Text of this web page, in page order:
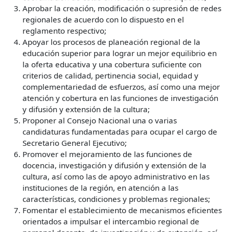
Aprobar la creación, modificación o supresión de redes
regionales de acuerdo con lo dispuesto en el
reglamento respectivo;
Apoyar los procesos de planeación regional de la
educación superior para lograr un mejor equilibrio en
la oferta educativa y una cobertura suficiente con
criterios de calidad, pertinencia social, equidad y
complementariedad de esfuerzos, así como una mejor
atención y cobertura en las funciones de investigación
y difusión y extensión de la cultura;
Proponer al Consejo Nacional una o varias
candidaturas fundamentadas para ocupar el cargo de
Secretario General Ejecutivo;
Promover el mejoramiento de las funciones de
docencia, investigación y difusión y extensión de la
cultura, así como las de apoyo administrativo en las
instituciones de la región, en atención a las
características, condiciones y problemas regionales;
Fomentar el establecimiento de mecanismos eficientes
orientados a impulsar el intercambio regional de